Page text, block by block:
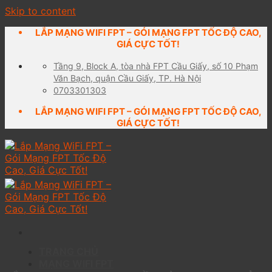
Skip to content
LẮP MẠNG WIFI FPT – GÓI MẠNG FPT TỐC ĐỘ CAO,
GIÁ CỰC TỐT!
Tầng 9, Block A, tòa nhà FPT Cầu Giấy, số 10 Phạm
Văn Bạch, quận Cầu Giấy, TP. Hà Nội
0703301303
LẮP MẠNG WIFI FPT – GÓI MẠNG FPT TỐC ĐỘ CAO,
GIÁ CỰC TỐT!